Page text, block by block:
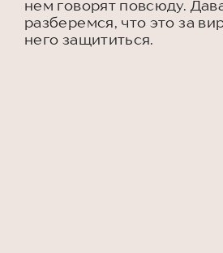
нем говорят повсюду.
разберемся, что это за
него защититься.